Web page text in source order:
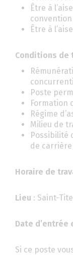
Être à
Être à
Conditions de
Poste
Formation
Régime
Milieu de
Possibilité
de carrière
Horaire de
Lieu : Saint-
Date d’entrée
Si ce poste